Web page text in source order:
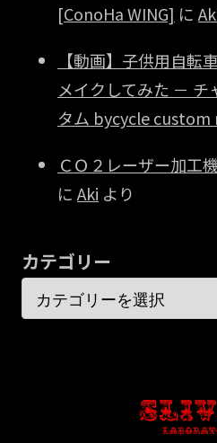
[ConoHa WING] に
【動画】子供用自転
メイクしてみた － チ
タム bycycle custom
ＣＯ２レーザー加工
に Aki より
カテゴリー